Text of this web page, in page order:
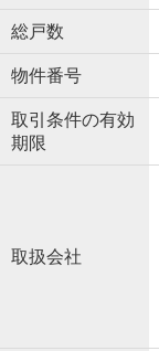
総戸数
物件番号
取引条件の有効
期限
取扱会社